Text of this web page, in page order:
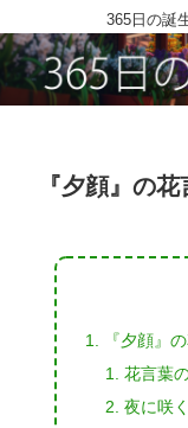
365日の誕
『夕顔』の
『夕顔』
花言葉
夜に咲